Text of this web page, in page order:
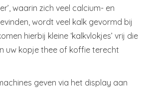
waarin zich veel calcium- en
wordt veel kalk gevormd bij
hierbij kleine ‘kalkvlokjes’ vrij die
uw kopje thee of koffie terecht
geven via het display aan